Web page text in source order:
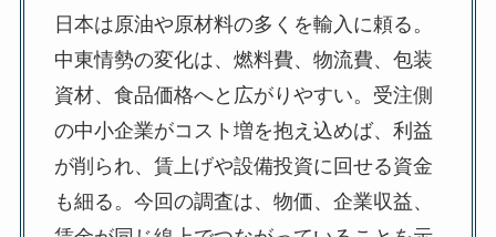
日本は原油や原材料の多くを輸入に頼る。
中東情勢の変化は、燃料費、物流費、包装
資材、食品価格へと広がりやすい。受注側
の中小企業がコスト増を抱え込めば、利益
が削られ、賃上げや設備投資に回せる資金
も細る。今回の調査は、物価、企業収益、